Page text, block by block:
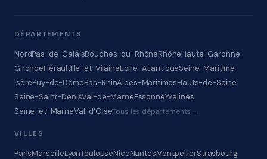
DÉPARTEMENTS
NordPas-de-CalaisBouches-du-RhôneRhôneHaute-Garonne
GirondeHéraultIlle-et-VilaineLoire-AtlantiqueSeine-Maritime
IsèrePuy-de-DômeBas-RhinAlpes-MaritimesHauts-de-Seine
Seine-Saint-DenisVal-de-MarneEssonneYvelines
Seine-et-MarneVal-d'OiseTous les départements →
VILLES
ParisMarseilleLyonToulouseNiceNantesMontpellierStrasbourg